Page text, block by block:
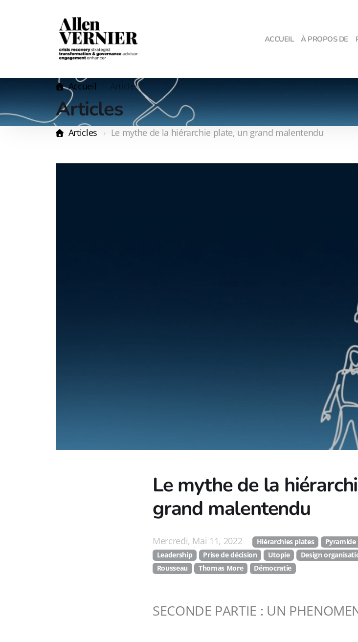
ACCUEIL À PROPOS DE
Accueil Articles
Articles
Articles Le mythe de la hiérarchie plate, un grand malentendu
Le mythe de la
grand malentendu
Mercredi, Mai 11, 2022 Hiérarchies plates
Leadership
Prise de décision Utopie Design
Rousseau
Thomas More Démocratie
SECONDE PARTIE : UN